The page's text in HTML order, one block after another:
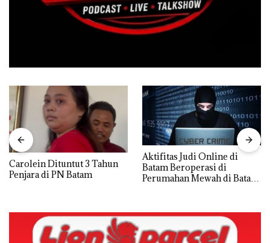
Carolein Dituntut 3 Tahun
Penjara di PN Batam
Aktifitas Judi Online di
Batam Beroperasi di
Perumahan Mewah di Batam